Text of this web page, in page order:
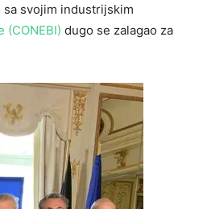
svojim industrijskim
dugo se zalagao za